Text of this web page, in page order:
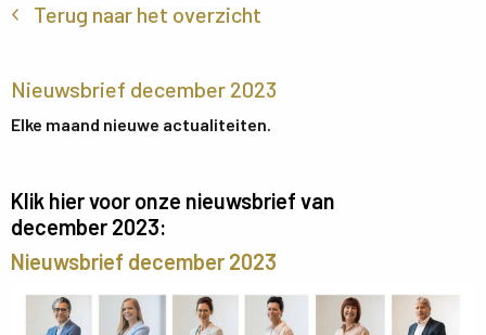
Terug naar het overzicht
Nieuwsbrief december 2023
Elke maand nieuwe actualiteiten.
Klik hier voor onze nieuwsbrief van
december 2023:
Nieuwsbrief december 2023